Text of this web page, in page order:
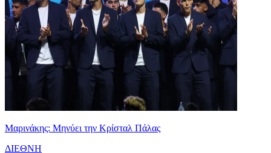
Μαρινάκης: Μηνύει την Κρίσταλ Πάλας
ΔΙΕΘΝΗ